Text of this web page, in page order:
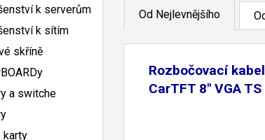
k serverům
k sítím
skříně
a switche
karty
Od Nejlevnějšího
Rozbočovací
CarTFT 8" VGA TS